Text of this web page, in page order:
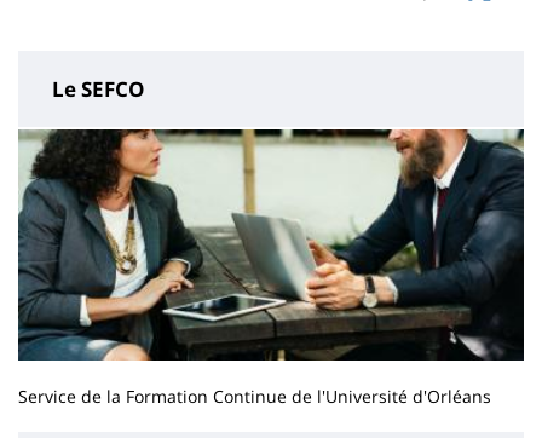
Le SEFCO
Service de la Formation Continue de l'Université d'Orléans